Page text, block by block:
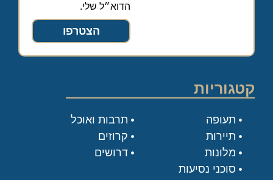
הדוא״ל שלי.
הצטרפו
קטגוריות
תעופה
תיירות
מלונות
סוכני נסיעות
תרבות ואוכל
קרוזים
דרושים